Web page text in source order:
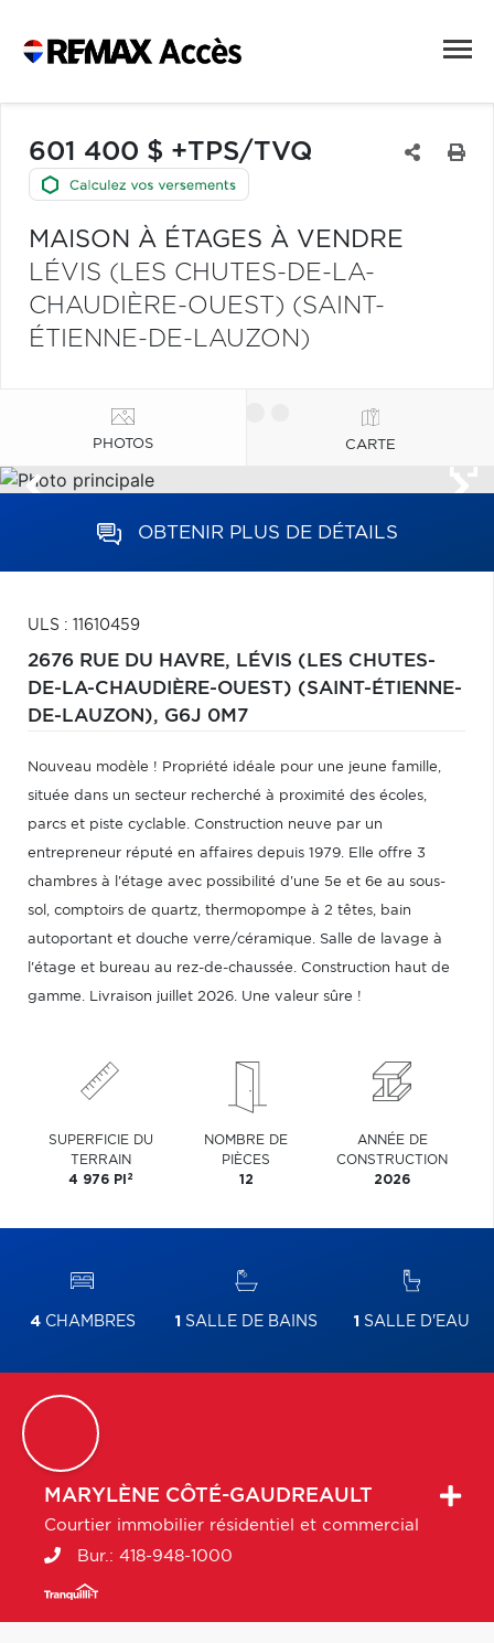
601 400 $ +TPS/TVQ
MAISON À ÉTAGES À VENDRE
LÉVIS (LES CHUTES-DE-LA-
CHAUDIÈRE-OUEST) (SAINT-
ÉTIENNE-DE-LAUZON)
PHOTOS CARTE
OBTENIR PLUS DE DÉTAILS
ULS : 11610459
2676 RUE DU HAVRE, LÉVIS (LES CHUTES-
DE-LA-CHAUDIÈRE-OUEST) (SAINT-ÉTIENNE-
DE-LAUZON), G6J 0M7
Nouveau modèle ! Propriété idéale pour une jeune famille,
située dans un secteur recherché à proximité des écoles,
parcs et piste cyclable. Construction neuve par un
entrepreneur réputé en affaires depuis 1979. Elle offre 3
chambres à l'étage avec possibilité d'une 5e et 6e au sous-
sol, comptoirs de quartz, thermopompe à 2 têtes, bain
autoportant et douche verre/céramique. Salle de lavage à
l'étage et bureau au rez-de-chaussée. Construction haut de
gamme. Livraison juillet 2026. Une valeur sûre !
SUPERFICIE DU
TERRAIN
4 976 PI 2
NOMBRE DE
PIÈCES
12
ANNÉE DE
CONSTRUCTION
2026
4CHAMBRES 1 SALLE DE BAINS 1 SALLE D'EAU
MARYLÈNE CÔTÉ-GAUDREAULT
Courtier immobilier résidentiel et commercial
Bur.: 418-948-1000